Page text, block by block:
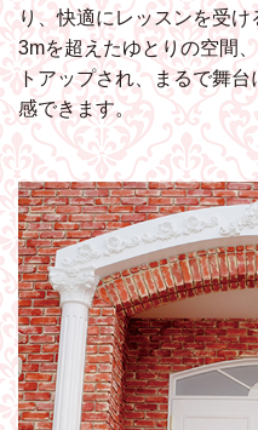
り、快適にレッスンを受
3mを超えたゆとりの空間
トアップされ、まるで舞
感できます。